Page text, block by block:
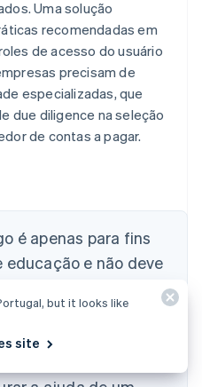
Uma solução
recomendadas em
de acesso do usuário
precisam de
especializadas, que
due diligence na seleção
de contas a pagar.
é apenas para fins
e não deve
não garante a
ou
but it looks like
site